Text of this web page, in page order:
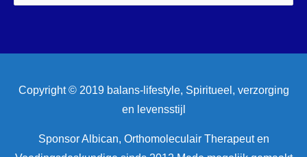
naar:
Copyright © 2019 balans-lifestyle, Spiritueel, verzorging
en levensstijl
Sponsor Albican, Orthomoleculair Therapeut en